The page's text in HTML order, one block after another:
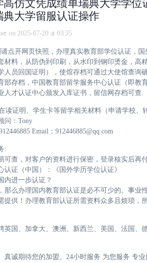
仿文凭成绩单瑞典大学学
大学留服认证操作
on 2025-07-20 at 03:35
请点开网页快照，办理真实教育部学位认证，
料，从防伪到印刷，从水印到钢印烫金，高
员回国证明），使馆存档可通过大使馆查询
存档，中国教育部留学服务中心认证（即教
才认证中心颁发入库证书，留信网存档可查.
读证明、学生卡等留学相关材料（申请学校、
问：Tony
Email：912446885@qq.com
:
可查，对客户的资料进行保密，登录核实后再付
认证（中国）：《国外学历学位认证》
内进一步认证？
那么办理国内教育部认证是必不可少的。事
提供！办理教育部认证所需资料众多且烦琐
国、加拿大、澳洲、新西兰、美国、法国、
诚期待您的加盟。24小时服务 为您服务 专业